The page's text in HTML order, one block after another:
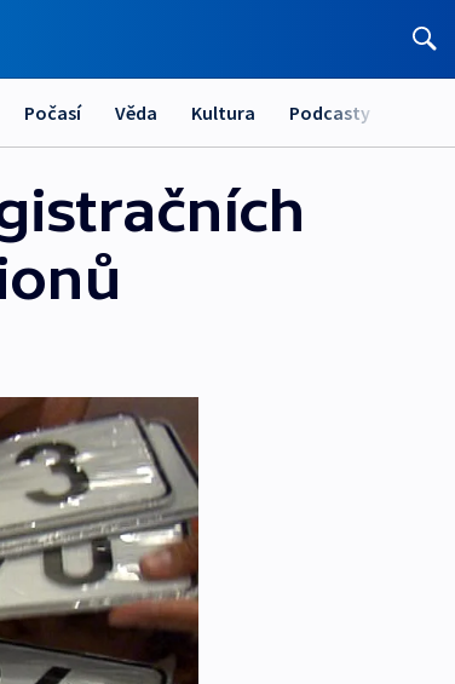
Počasí Věda Kultura Podcasty